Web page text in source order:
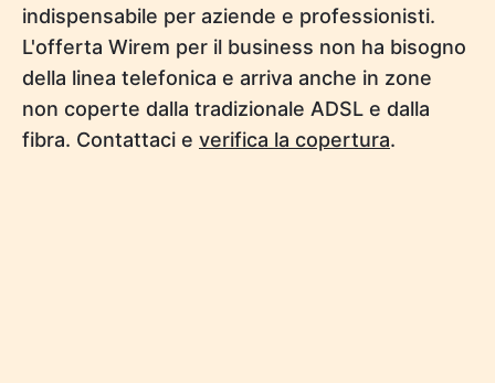
indispensabile per aziende e professionisti.
L'offerta Wirem per il business non ha bisogno
della linea telefonica e arriva anche in zone
non coperte dalla tradizionale ADSL e dalla
fibra. Contattaci e verifica la copertura.